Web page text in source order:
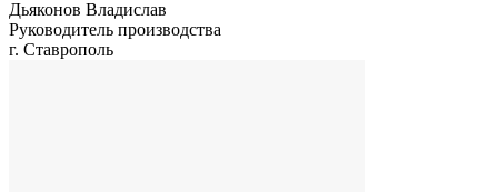
Дьяконов Владислав
Руководитель производства
г. Ставрополь